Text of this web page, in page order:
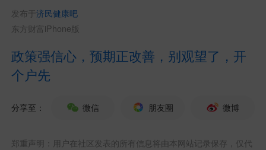
发布于济民健康吧
东方财富iPhone版
政策强信心，预期正改善，别观望了，开
个户先
分享至： 微信 朋友圈 微博
郑重声明：用户在社区发表的所有信息将由本网站记录保存，仅代